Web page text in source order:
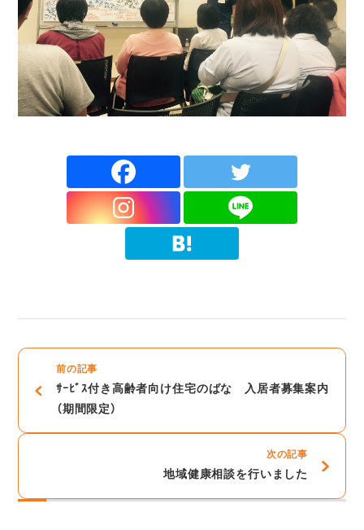
前の記事
ｻｰﾋﾞｽ付き高齢者向け住宅のばな 入居者募集案内
（期間限定）
次の記事
地域健康相談を行いました